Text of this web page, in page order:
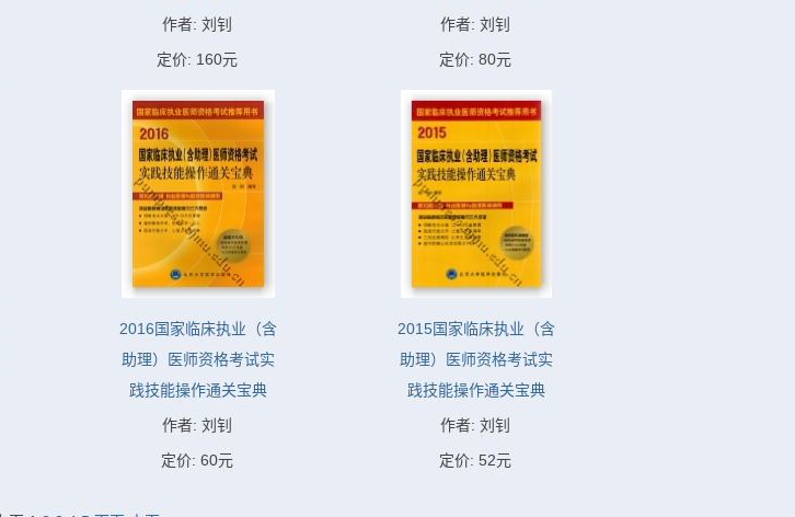
作者: 刘钊
定价: 160元
作者: 刘钊
定价: 80元
2016国家临床执业（含
助理）医师资格考试实
践技能操作通关宝典
作者: 刘钊
定价: 60元
2015国家临床执业（含
助理）医师资格考试实
践技能操作通关宝典
作者: 刘钊
定价: 52元